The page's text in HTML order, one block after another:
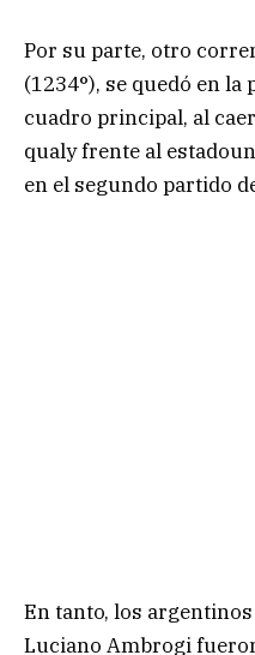
Por su parte, otro
(1234°), se quedó en
cuadro principal, al
qualy frente al
en el segundo partido
En tanto, los
Luciano Ambrogi